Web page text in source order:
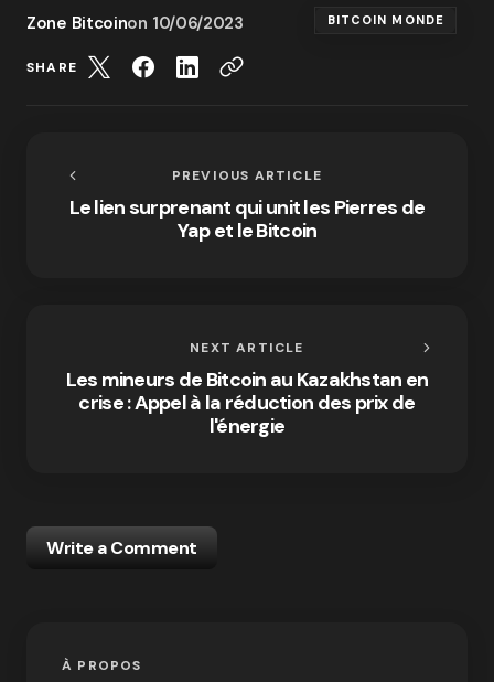
Zone Bitcoinon 10/06/2023 BITCOIN MONDE
SHARE
PREVIOUS ARTICLE
Le lien surprenant qui unit les Pierres de
Yap et le Bitcoin
NEXT ARTICLE
Les mineurs de Bitcoin au Kazakhstan en
crise : Appel à la réduction des prix de
l'énergie
Write a Comment
À PROPOS